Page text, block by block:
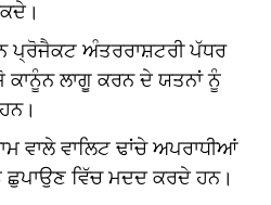
ਪ੍ਰੋਜੈਕਟ ਅੰਤਰਰਾਸ਼ਟਰੀ ਪੱਧਰ
ਲਾਗੂ ਕਰਨ ਦੇ ਯਤਨਾਂ ਨੂੰ
ਵਾਲੇ ਵਾਲਿਟ ਢਾਂਚੇ ਅਪਰਾਧੀਆਂ
ਛੁਪਾਉਣ ਵਿੱਚ ਮਦਦ ਕਰਦੇ ਹਨ।